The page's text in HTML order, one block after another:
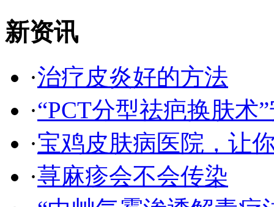
新资讯
·治疗皮炎好的方法
·“PCT分型祛疤换肤术
·宝鸡皮肤病医院，让
·荨麻疹会不会传染